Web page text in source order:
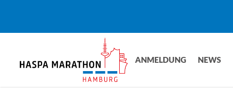
ANMELDUNG NEWS